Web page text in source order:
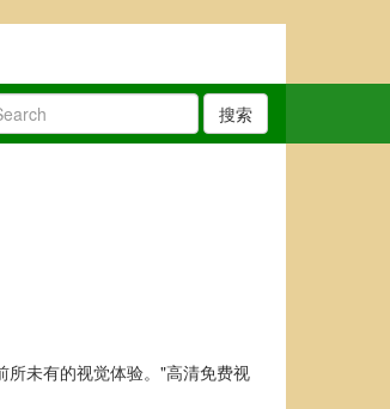
搜索
所未有的视觉体验。"高清免费视